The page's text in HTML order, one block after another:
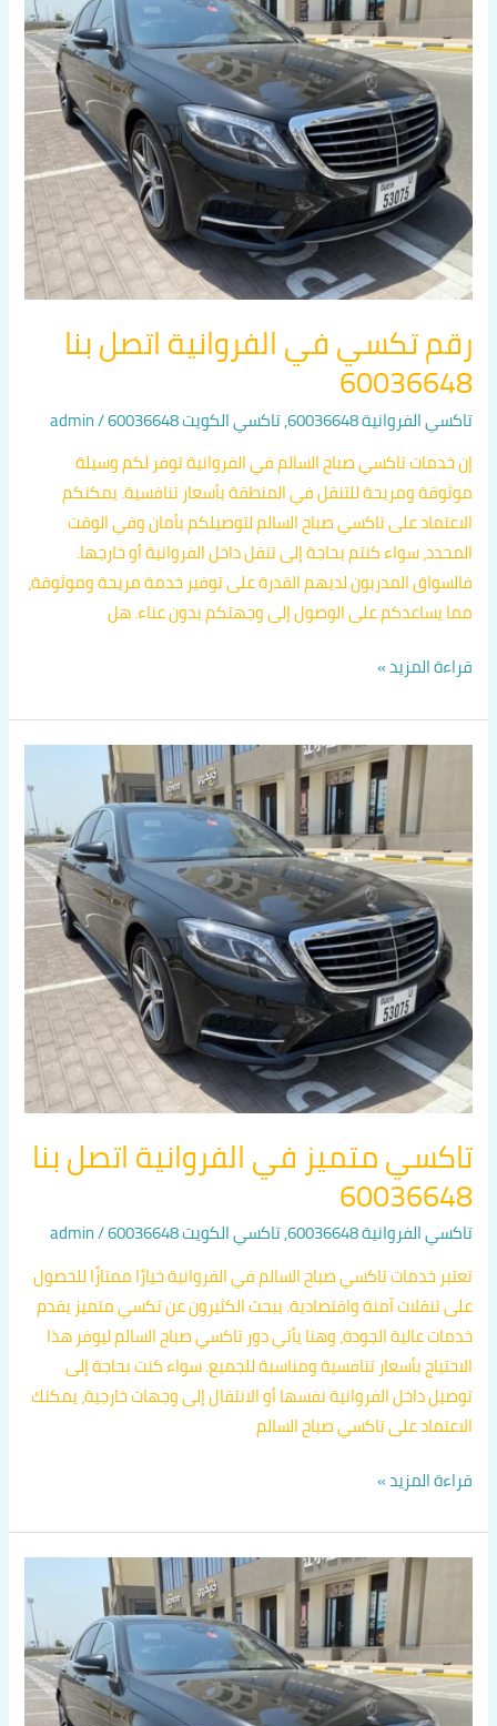
رقم تكسي في الفروانية اتصل بنا
60036648
تاكسي الفروانية 60036648 ,تاكسي الكويت 60036648 /
admin
إن خدمات تاكسي صباح السالم في الفروانية توفر لكم وسيلة
موثوقة ومريحة للتنقل في المنطقة بأسعار تنافسية. يمكنكم
الاعتماد على تاكسي صباح السالم لتوصيلكم بأمان وفي الوقت
المحدد، سواء كنتم بحاجة إلى تنقل داخل الفروانية أو خارجها.
فالسواق المدربون لديهم القدرة على توفير خدمة مريحة وموثوقة،
مما يساعدكم على الوصول إلى وجهتكم بدون عناء. هل
الفروانية
اتصل
60036648
قراءة المزيد »
تاكسي متميز في الفروانية اتصل بنا
60036648
تاكسي الفروانية 60036648 ,تاكسي الكويت 60036648 /
admin
تعتبر خدمات تاكسي صباح السالم في الفروانية خيارًا ممتازًا للحصول
على تنقلات آمنة واقتصادية. يبحث الكثيرون عن تكسي متميز يقدم
خدمات عالية الجودة، وهنا يأتي دور تاكسي صباح السالم ليوفر هذا
الاحتياج بأسعار تنافسية ومناسبة للجميع. سواء كنت بحاجة إلى
توصيل داخل الفروانية نفسها أو الانتقال إلى وجهات خارجية، يمكنك
الاعتماد على تاكسي صباح السالم
تاكسي
الفروانية
اتصل
60036648
قراءة المزيد »
تكاسي
الفروانية
اتصل